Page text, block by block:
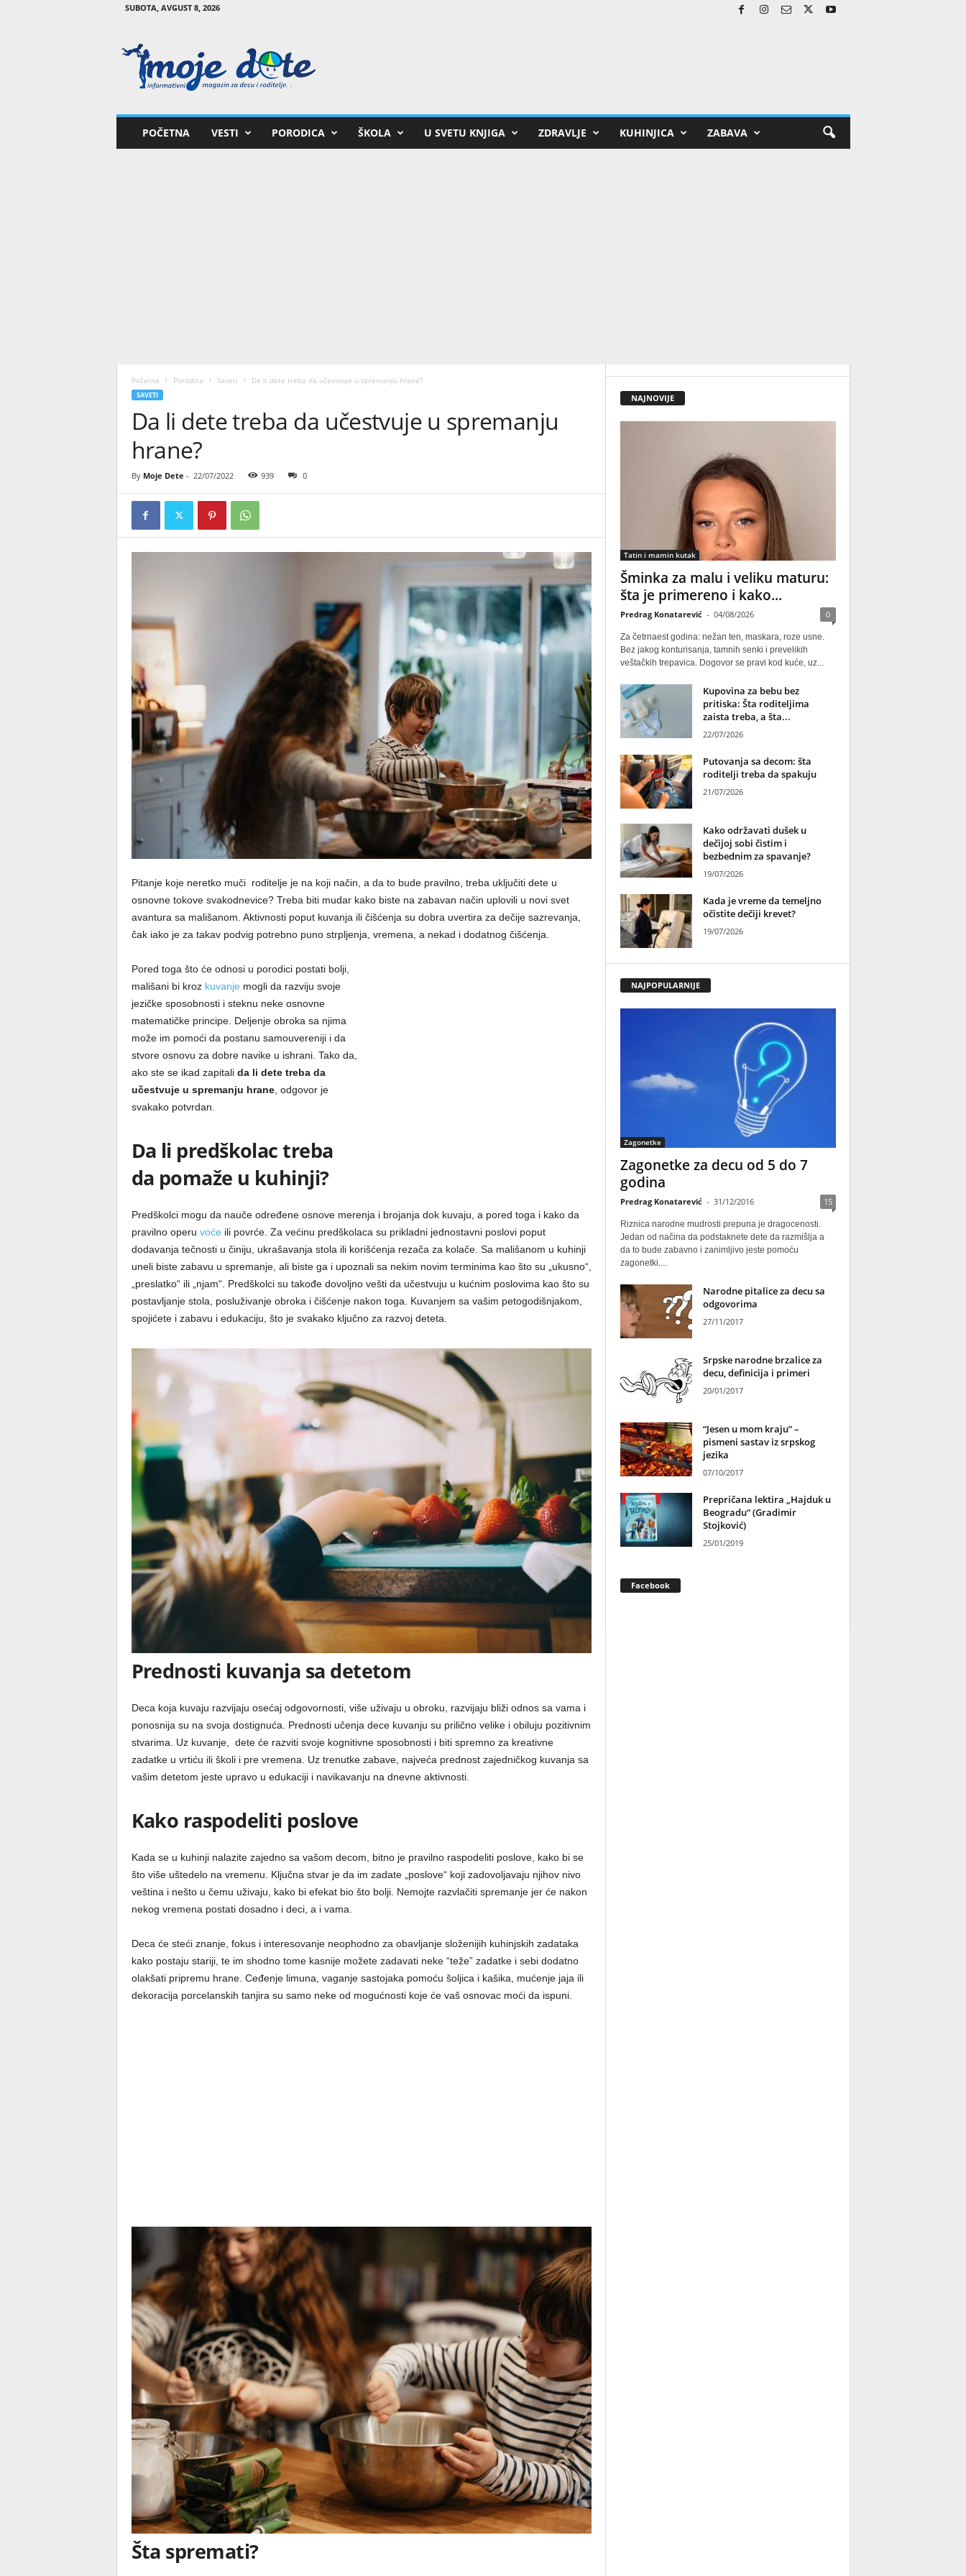
SUBOTA, AVGUST 8, 2026
o
POČETNA VESTI PORODICA ŠKOLA U SVETU KNJIGA ZDRAVLJE KUHINJICA ZABAVA
Početna Porodica Saveti Da li dete treba da učestvuje u spremanju hrane?
SAVETI
Da li dete treba da učestvuje u spremanju
hrane?
By Moje Dete - 22/07/2022 939 0
Pitanje koje neretko muči roditelje je na koji način, a da to bude pravilno, treba uključiti dete u
osnovne tokove svakodnevice? Treba biti mudar kako biste na zabavan način uplovili u novi svet
avantura sa mališanom. Aktivnosti poput kuvanja ili čišćenja su dobra uvertira za dečije sazrevanja,
čak iako je za takav podvig potrebno puno strpljenja, vremena, a nekad i dodatnog čišćenja.
Pored toga što će odnosi u porodici postati bolji,
mališani bi kroz kuvanje mogli da razviju svoje
jezičke sposobnosti i steknu neke osnovne
matematičke principe. Deljenje obroka sa njima
može im pomoći da postanu samouvereniji i da
stvore osnovu za dobre navike u ishrani. Tako da,
ako ste se ikad zapitali da li dete treba da
učestvuje u spremanju hrane, odgovor je
svakako potvrdan.
Da li predškolac treba
da pomaže u kuhinji?
Predškolci mogu da nauče određene osnove merenja i brojanja dok kuvaju, a pored toga i kako da
pravilno operu voće ili povrće. Za većinu predškolaca su prikladni jednostavni poslovi poput
dodavanja tečnosti u činiju, ukrašavanja stola ili korišćenja rezača za kolače. Sa mališanom u kuhinji
uneli biste zabavu u spremanje, ali biste ga i upoznali sa nekim novim terminima kao što su „ukusno“,
„preslatko“ ili „njam“. Predškolci su takođe dovoljno vešti da učestvuju u kućnim poslovima kao što su
postavljanje stola, posluživanje obroka i čišćenje nakon toga. Kuvanjem sa vašim petogodišnjakom,
spojićete i zabavu i edukaciju, što je svakako ključno za razvoj deteta.
Prednosti kuvanja sa detetom
Deca koja kuvaju razvijaju osećaj odgovornosti, više uživaju u obroku, razvijaju bliži odnos sa vama i
ponosnija su na svoja dostignuća. Prednosti učenja dece kuvanju su prilično velike i obiluju pozitivnim
stvarima. Uz kuvanje, dete će razviti svoje kognitivne sposobnosti i biti spremno za kreativne
zadatke u vrtiću ili školi i pre vremena. Uz trenutke zabave, najveća prednost zajedničkog kuvanja sa
vašim detetom jeste upravo u edukaciji i navikavanju na dnevne aktivnosti.
Kako raspodeliti poslove
Kada se u kuhinji nalazite zajedno sa vašom decom, bitno je pravilno raspodeliti poslove, kako bi se
što više uštedelo na vremenu. Ključna stvar je da im zadate „poslove“ koji zadovoljavaju njihov nivo
veština i nešto u čemu uživaju, kako bi efekat bio što bolji. Nemojte razvlačiti spremanje jer će nakon
nekog vremena postati dosadno i deci, a i vama.
Deca će steći znanje, fokus i interesovanje neophodno za obavljanje složenijih kuhinjskih zadataka
kako postaju stariji, te im shodno tome kasnije možete zadavati neke “teže” zadatke i sebi dodatno
olakšati pripremu hrane. Ceđenje limuna, vaganje sastojaka pomoću šoljica i kašika, mućenje jaja ili
dekoracija porcelanskih tanjira su samo neke od mogućnosti koje će vaš osnovac moći da ispuni.
Šta spremati?
NAJNOVIJE
Tatin i mamin kutak
Šminka za malu i veliku maturu:
šta je primereno i kako...
Predrag Konatarević - 04/08/2026 0
Za četrnaest godina: nežan ten, maskara, roze usne.
Bez jakog konturisanja, tamnih senki i prevelikih
veštačkih trepavica. Dogovor se pravi kod kuće, uz...
Kupovina za bebu bez
pritiska: Šta roditeljima
zaista treba, a šta...
22/07/2026
Putovanja sa decom: šta
roditelji treba da spakuju
21/07/2026
Kako održavati dušek u
dečijoj sobi čistim i
bezbednim za spavanje?
19/07/2026
Kada je vreme da temeljno
očistite dečiji krevet?
19/07/2026
NAJPOPULARNIJE
Zagonetke
Zagonetke za decu od 5 do 7
godina
Predrag Konatarević - 31/12/2016 15
Riznica narodne mudrosti prepuna je dragocenosti.
Jedan od načina da podstaknete dete da razmišlja a
da to bude zabavno i zanimljivo jeste pomoću
zagonetki....
Narodne pitalice za decu sa
odgovorima
27/11/2017
Srpske narodne brzalice za
decu, definicija i primeri
20/01/2017
“Jesen u mom kraju” –
pismeni sastav iz srpskog
jezika
07/10/2017
Prepričana lektira „Hajduk u
Beogradu“ (Gradimir
Stojković)
25/01/2019
Facebook